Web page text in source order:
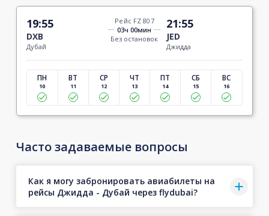
19:55
DXB
Дубай
Рейс FZ 807
03ч 00мин
Без остановок
21:55
JED
Джидда
ПН
10
ВТ
11
СР
12
ЧТ
13
ПТ
14
СБ
15
ВС
16
Часто задаваемые вопросы
Как я могу забронировать авиабилеты на
рейсы Джидда - Дубай через flydubai?